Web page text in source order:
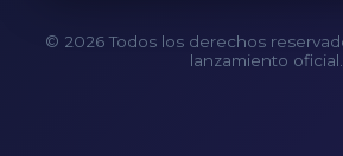
© 2026 Todos los derechos
lanzamiento oficial.